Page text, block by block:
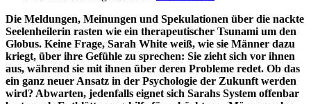
Die Meldungen, Meinungen und Spekulationen über die nackte
Seelenheilerin rasten wie ein therapeutischer Tsunami um den
Globus. Keine Frage, Sarah White weiß, wie sie Männer dazu
kriegt, über ihre Gefühle zu sprechen: Sie zieht sich vor ihnen
aus, während sie mit ihnen über deren Probleme redet. Ob das
ein ganz neuer Ansatz in der Psychologie der Zukunft werden
wird? Abwarten, jedenfalls eignet sich Sarahs System offenbar